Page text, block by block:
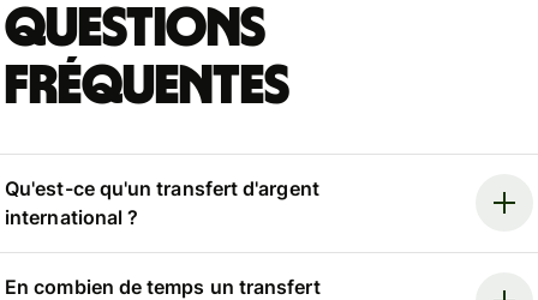
Questions
fréquentes
Qu'est-ce qu'un transfert d'argent
international ?
En combien de temps un transfert